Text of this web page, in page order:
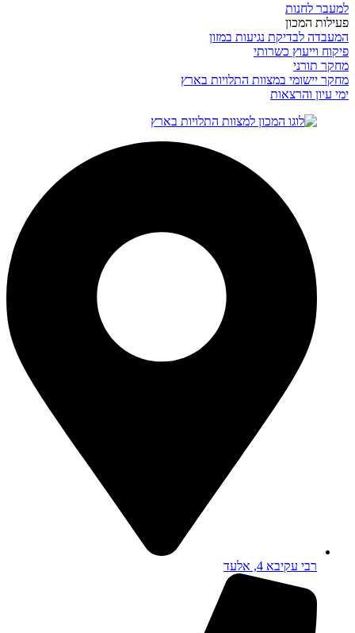
למעבר לחנות
פעילות המכון
המעבדה לבדיקת נגיעות במזון
פיקוח וייעוץ כשרותי
מחקר תורני
מחקר יישומי במצוות התלויות בארץ
ימי עיון והרצאות
רבי עקיבא 4, אלעד